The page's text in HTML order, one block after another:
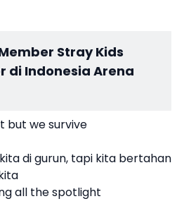
Stray Kids
di Indonesia Arena
but we survive
di gurun, tapi kita bertahan
all the spotlight